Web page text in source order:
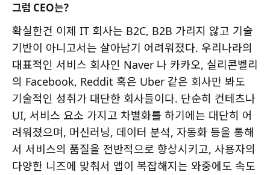
그럼 CEO는?
확실한건 이제 IT 회사는 B2C, B2B 가리지 않고 기술
기반이 아니고서는 살아남기 어려워졌다. 우리나라의
대표적인 서비스 회사인 Naver 나 카카오, 실리콘벨리
의 Facebook, Reddit 혹은 Uber 같은 회사만 봐도
기술적인 성취가 대단한 회사들이다. 단순히 컨테츠나
UI, 서비스 요소 가지고 차별화를 하기에는 대단히 어
려워졌으며, 머신러닝, 데이터 분석, 자동화 등을 통해
서 서비스의 품질을 전반적으로 향상시키고, 사용자의
다양한 니즈에 맞춰서 앱이 복잡해지는 와중에도 속도